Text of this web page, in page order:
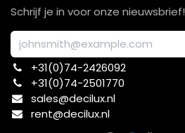
Schrijf je in voor onze nieuwsbrief!
+31(0)74-2426092​
+31(0)74-2501770
sales@decilux.nl
rent@decilux.nl